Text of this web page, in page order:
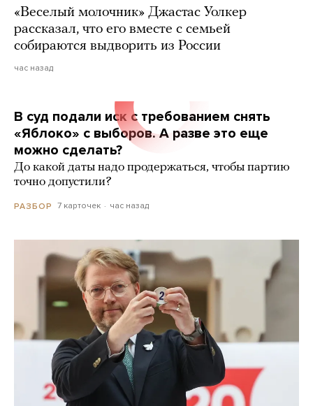
«Веселый молочник» Джастас Уолкер
рассказал, что его вместе с семьей
собираются выдворить из России
час назад
В суд подали иск с требованием снять
«Яблоко» с выборов. А разве это еще
можно сделать?
До какой даты надо продержаться, чтобы партию
точно допустили?
РАЗБОР 7 карточек час назад